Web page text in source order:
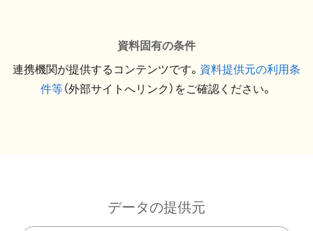
資料固有の条件
連携機関が提供するコンテンツです。 資料提供元の利用条
件等（外部サイトへリンク）をご確認ください。
データの提供元